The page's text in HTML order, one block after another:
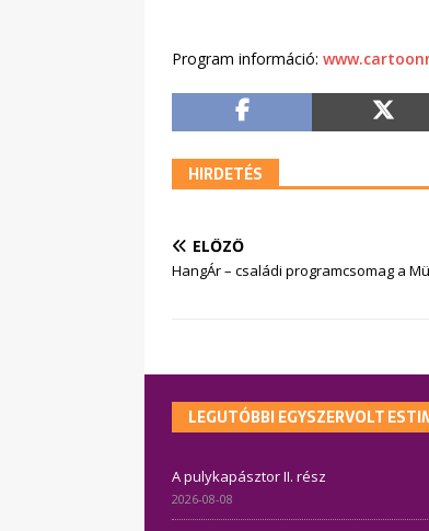
Program információ:
HIRDETÉS
ELŐZŐ
HangÁr – családi programcsomag a
LEGUTÓBBI EGYSZERVOLT
A pulykapásztor II. rész
2026-08-08